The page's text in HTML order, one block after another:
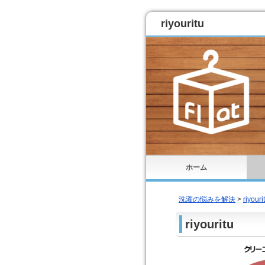
riyouritu
ホーム
洗濯の悩みを解決 >
riyouritu